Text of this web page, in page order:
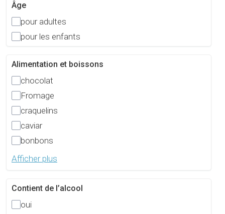
Âge
pour adultes
pour les enfants
Alimentation et boissons
chocolat
Fromage
craquelins
caviar
bonbons
Afficher plus
Contient de l’alcool
oui